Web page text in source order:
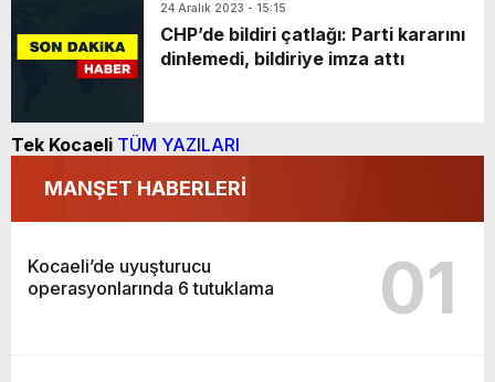
24 Aralık 2023 - 15:15
CHP’de bildiri çatlağı: Parti kararını
dinlemedi, bildiriye imza attı
Tek Kocaeli TÜM YAZILARI
MANŞET HABERLERİ
Kocaeli’de uyuşturucu
operasyonlarında 6 tutuklama
01